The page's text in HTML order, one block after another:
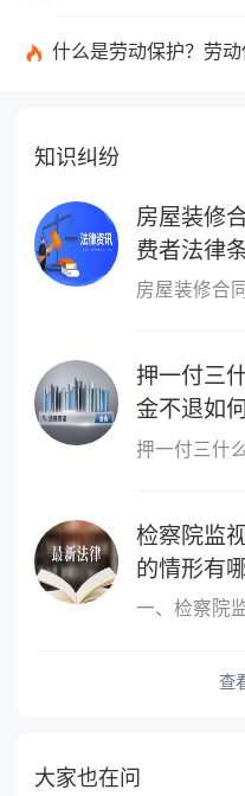
什么是劳动保护？劳动保护的原则是什
知识纠纷
房屋装修
费者法律
押一付三
金不退如
检察院监
的情形有
查
大家也在问